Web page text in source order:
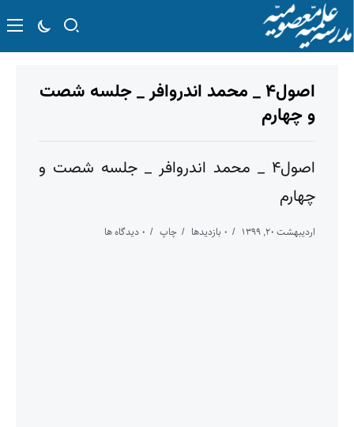
اصول۴ _ محمد اندروافر _ جلسه شصت
و چهارم
اصول۴ _ محمد اندروافر _ جلسه شصت و
چهارم
اردیبهشت ۲۰, ۱۳۹۹ ۰ بازدیدها چاپ ۰ دیدگاه ها